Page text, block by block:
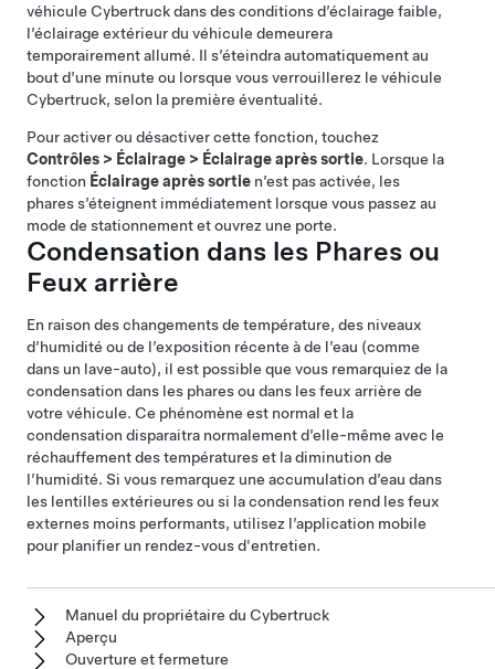
véhicule Cybertruckdans des conditions d’éclairage faible,
l’éclairage extérieur du véhicule demeurera
temporairement allumé. Il s’éteindra automatiquement au
bout d’une minute ou lorsque vous verrouillerez le véhicule
Cybertruck, selon la première éventualité.
Pour activer ou désactiver cette fonction, touchez
Contrôles > Éclairage > Éclairage après sortie. Lorsque la
fonction Éclairage après sortie n’est pas activée, les
pharess’éteignent immédiatement lorsque vous passez au
mode de stationnement et ouvrez une porte.
Condensation dans les Phares ou
Feux arrière
En raison des changements de température, des niveaux
d’humidité ou de l’exposition récente à de l’eau (comme
dans un lave-auto), il est possible que vous remarquiez de la
condensation dans les pharesou dans lesfeux arrière de
votre véhicule. Ce phénomène est normal et la
condensation disparaitra normalement d’elle-même avec le
réchauffement des températures et la diminution de
l’humidité. Si vous remarquez une accumulation d’eau dans
les lentilles extérieures ou si la condensation rend les feux
externes moins performants, utilisez l’application mobile
pour planifier un rendez-vous d'entretien.
Manuel du propriétaire du Cybertruck
Aperçu
Ouverture et fermeture